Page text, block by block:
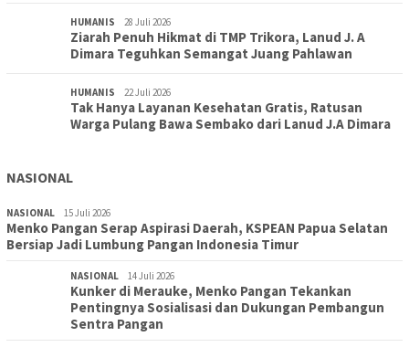
HUMANIS 28 Juli 2026
Ziarah Penuh Hikmat di TMP Trikora, Lanud J. A
Dimara Teguhkan Semangat Juang Pahlawan
HUMANIS 22 Juli 2026
Tak Hanya Layanan Kesehatan Gratis, Ratusan
Warga Pulang Bawa Sembako dari Lanud J.A Dimara
NASIONAL
NASIONAL 15 Juli 2026
Menko Pangan Serap Aspirasi Daerah, KSPEAN Papua Selatan
Bersiap Jadi Lumbung Pangan Indonesia Timur
NASIONAL 14 Juli 2026
Kunker di Merauke, Menko Pangan Tekankan
Pentingnya Sosialisasi dan Dukungan Pembangun
Sentra Pangan